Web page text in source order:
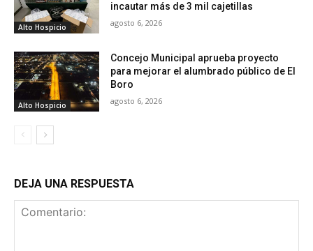
Alto Hospicio
incautar más de 3 mil cajetillas
agosto 6, 2026
Alto Hospicio
Concejo Municipal aprueba proyecto
para mejorar el alumbrado público de El
Boro
agosto 6, 2026
DEJA UNA RESPUESTA